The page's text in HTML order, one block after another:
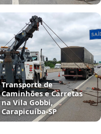
Transporte de
Caminhões e Carretas
na Vila Gobbi,
Carapicuíba‑SP